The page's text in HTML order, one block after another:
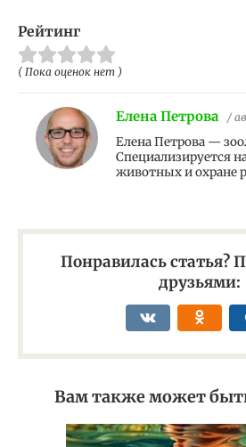
Рейтинг
( Пока оценок нет )
Елена Петрова /
Елена Петрова —
Специализируется
животных и охране
Понравилась статья?
друзьями:
Вам также может